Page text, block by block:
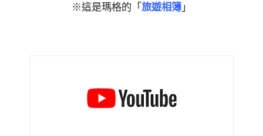
※這是瑪格的「 旅遊相簿 」